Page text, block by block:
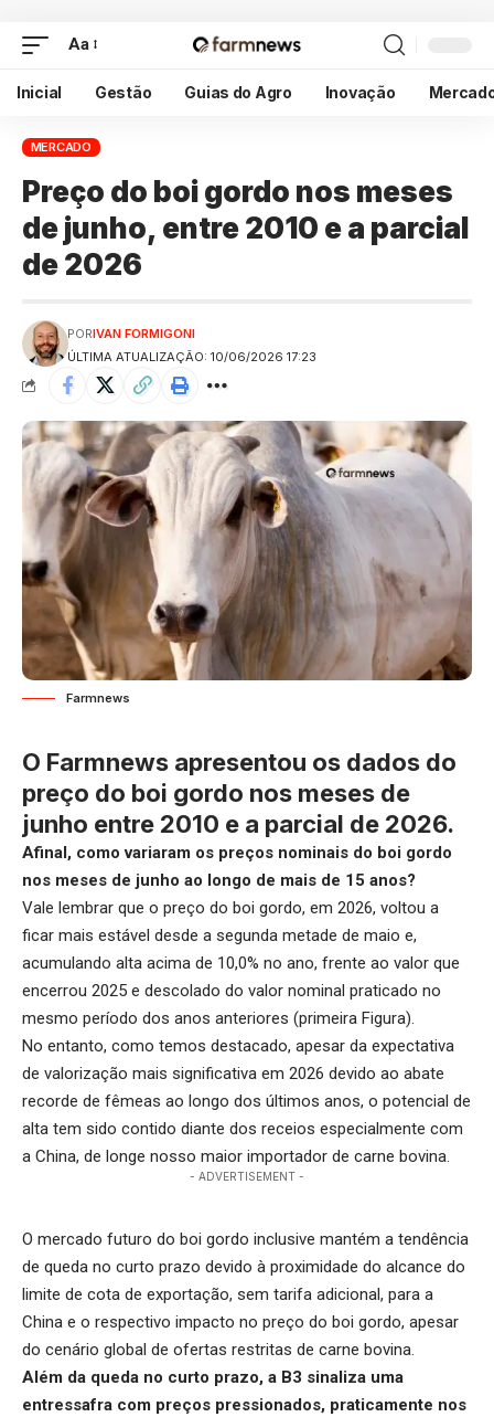
Aa
Inicial Gestão Guias do Agro Inovação
MERCADO
Preço do boi gordo nos meses
de junho, entre 2010 e a parcial
de 2026
ÚLTIMA ATUALIZAÇÃO: 10/06/2026 17:23
PORIVAN FORMIGONI
Farmnews
O Farmnews apresentou os dados do
preço do boi gordo nos meses de
junho entre 2010 e a parcial de 2026.
Afinal, como variaram os preços nominais do boi gordo
nos meses de junho ao longo de mais de 15 anos?
Vale lembrar que o preço do boi gordo, em 2026, voltou a
ficar mais estável desde a segunda metade de maio e,
acumulando alta acima de 10,0% no ano, frente ao valor que
encerrou 2025 e descolado do valor nominal praticado no
mesmo período dos anos anteriores (primeira Figura).
No entanto, como temos destacado, apesar da expectativa
de valorização mais significativa em 2026 devido ao abate
recorde de fêmeas ao longo dos últimos anos, o potencial de
alta tem sido contido diante dos receios especialmente com
a China, de longe nosso maior importador de carne bovina.
- ADVERTISEMENT -
O mercado futuro do boi gordo inclusive mantém a tendência
de queda no curto prazo devido à proximidade do alcance do
limite de cota de exportação, sem tarifa adicional, para a
China e o respectivo impacto no preço do boi gordo, apesar
do cenário global de ofertas restritas de carne bovina.
Além da queda no curto prazo, a B3 sinaliza uma
entressafra com preços pressionados, praticamente nos